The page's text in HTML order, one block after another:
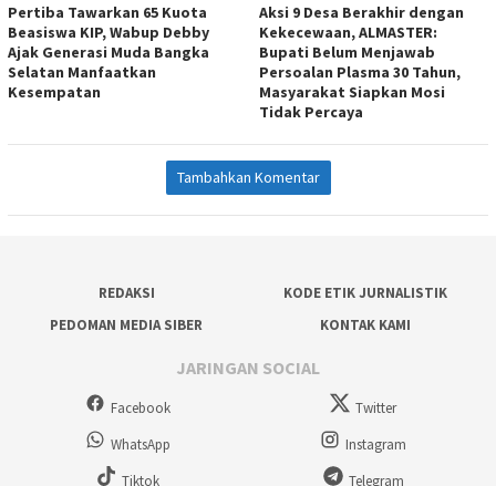
Pertiba Tawarkan 65 Kuota
Beasiswa KIP, Wabup Debby
Ajak Generasi Muda Bangka
Selatan Manfaatkan
Kesempatan
Aksi 9 Desa Berakhir dengan
Kekecewaan, ALMASTER:
Bupati Belum Menjawab
Persoalan Plasma 30 Tahun,
Masyarakat Siapkan Mosi
Tidak Percaya
Tambahkan Komentar
REDAKSI
KODE ETIK JURNALISTIK
PEDOMAN MEDIA SIBER
KONTAK KAMI
JARINGAN SOCIAL
Facebook
Twitter
WhatsApp
Instagram
Tiktok
Telegram